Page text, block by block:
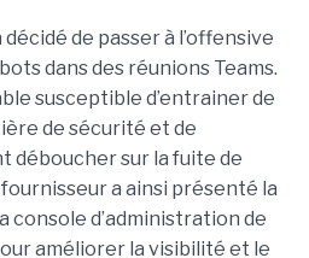
de passer à l’offensive
dans des réunions Teams.
susceptible d’entrainer de
de sécurité et de
déboucher sur la fuite de
a ainsi présenté la
console d’administration de
améliorer la visibilité et le